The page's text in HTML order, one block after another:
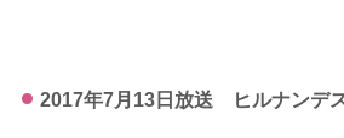
2017年7月13日放送 ヒルナンデ